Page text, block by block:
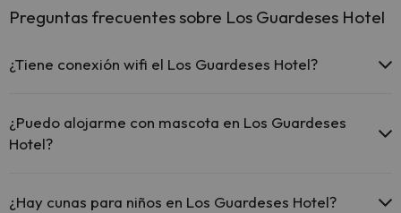
Preguntas frecuentes sobre Los Guardeses Hotel
¿Tiene conexión wifi el Los Guardeses Hotel?
¿Puedo alojarme con mascota en Los Guardeses
Hotel?
pago directo en hotel). Consulta las condiciones.
¿Hay cunas para niños en Los Guardeses Hotel?